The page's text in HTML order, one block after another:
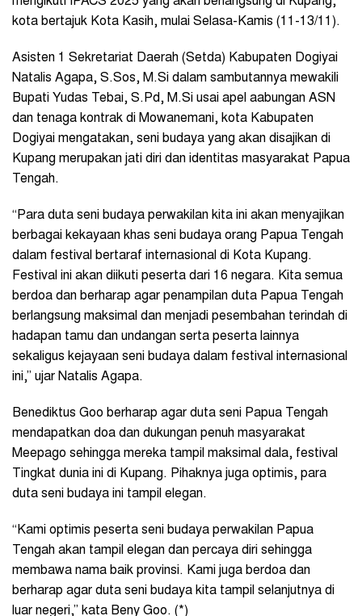
kota bertajuk Kota Kasih, mulai Selasa-Kamis (11-13/11).
Asisten 1 Sekretariat Daerah (Setda) Kabupaten Dogiyai
Natalis Agapa, S.Sos, M.Si dalam sambutannya mewakili
Bupati Yudas Tebai, S.Pd, M.Si usai apel aabungan ASN
dan tenaga kontrak di Mowanemani, kota Kabupaten
Dogiyai mengatakan, seni budaya yang akan disajikan di
Kupang merupakan jati diri dan identitas masyarakat Papua
Tengah.
“Para duta seni budaya perwakilan kita ini akan menyajikan
berbagai kekayaan khas seni budaya orang Papua Tengah
dalam festival bertaraf internasional di Kota Kupang.
Festival ini akan diikuti peserta dari 16 negara. Kita semua
berdoa dan berharap agar penampilan duta Papua Tengah
berlangsung maksimal dan menjadi pesembahan terindah di
hadapan tamu dan undangan serta peserta lainnya
sekaligus kejayaan seni budaya dalam festival internasional
ini,” ujar Natalis Agapa.
Benediktus Goo berharap agar duta seni Papua Tengah
mendapatkan doa dan dukungan penuh masyarakat
Meepago sehingga mereka tampil maksimal dala, festival
Tingkat dunia ini di Kupang. Pihaknya juga optimis, para
duta seni budaya ini tampil elegan.
“Kami optimis peserta seni budaya perwakilan Papua
Tengah akan tampil elegan dan percaya diri sehingga
membawa nama baik provinsi. Kami juga berdoa dan
berharap agar duta seni budaya kita tampil selanjutnya di
luar negeri,” kata Beny Goo. (*)